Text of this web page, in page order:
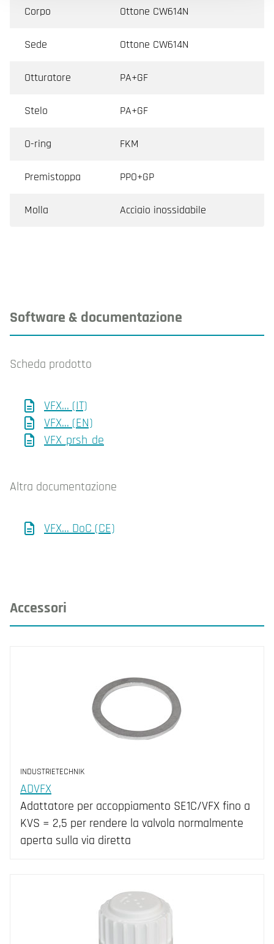
Corpo Ottone CW614N
Sede Ottone CW614N
Otturatore PA+GF
Stelo PA+GF
O-ring FKM
Premistoppa PPO+GP
Molla Acciaio inossidabile
Software & documentazione
Scheda prodotto
VFX... (IT)
VFX... (EN)
VFX_prsh_de
Altra documentazione
VFX... DoC (CE)
Accessori
INDUSTRIETECHNIK
ADVFX
Adattatore per accoppiamento SE1C/VFX fino a
KVS = 2,5 per rendere la valvola normalmente
aperta sulla via diretta